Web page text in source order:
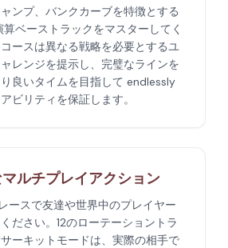
ンプ、バンクカーブを特徴とする
ベーストラックをマスターしてく
ースは異なる戦略を必要とするユ
レンジを提示し、完璧なラインを
良いタイムを目指して endlessly
ビリティを保証します。
ルチプレイアクション
ースで友達や世界中のプレイヤー
ださい。12のローテーショントラ
ーキットモードは、実際の相手で